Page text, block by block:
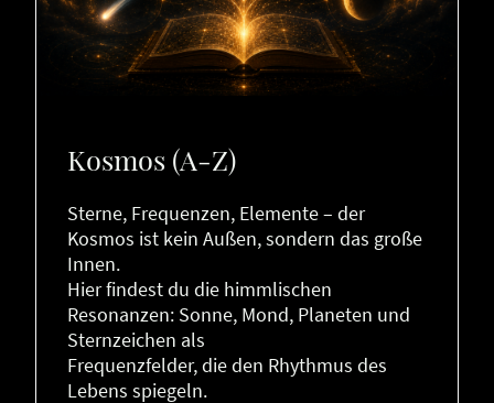
Kosmos (A-Z)
Sterne, Frequenzen, Elemente – der
Kosmos ist kein Außen, sondern das große
Innen.
Hier findest du die himmlischen
Resonanzen: Sonne, Mond, Planeten und
Sternzeichen als
Frequenzfelder, die den Rhythmus des
Lebens spiegeln.